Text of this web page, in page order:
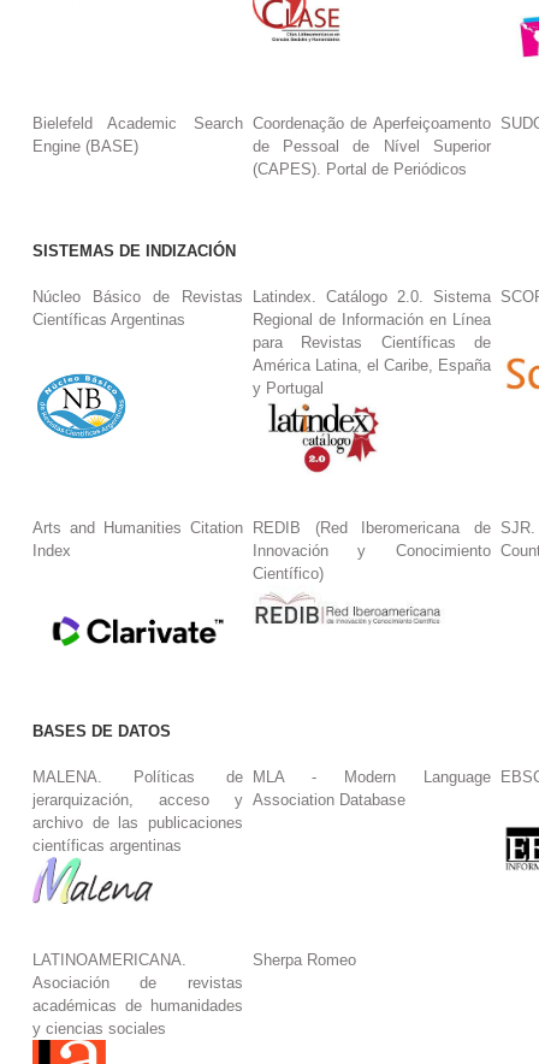
Bielefeld Academic Search
Engine (BASE)
Coordenação de Aperfeiçoamento
de Pessoal de Nível Superior
(CAPES). Portal de Periódicos
SISTEMAS DE INDIZACIÓN
Núcleo Básico de Revistas
Científicas Argentinas
Latindex. Catálogo 2.0. Sistema
Regional de Información en Línea
para Revistas Científicas de
América Latina, el Caribe, España
y Portugal
Arts and Humanities Citation
Index
REDIB (Red Iberomericana de
Innovación y Conocimiento
Científico)
BASES DE DATOS
MALENA. Políticas de
jerarquización, acceso y
archivo de las publicaciones
científicas argentinas
MLA - Modern Language
Association Database
LATINOAMERICANA.
Asociación de revistas
académicas de humanidades
y ciencias sociales
Sherpa Romeo